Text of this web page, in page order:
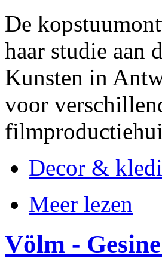
De
haar studie aan
Kunsten in
voor
Decor &
Meer lezen
Völm -